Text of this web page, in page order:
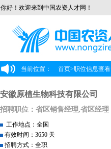
你好！欢迎来到中国农资人才网！
当前位置： 首页>职位信息查看
安徽原植生物科技有限公司
招聘职位：省区销售经理,省区经理
工作地点：全国
有效时间：3650 天
招聘方式：全职